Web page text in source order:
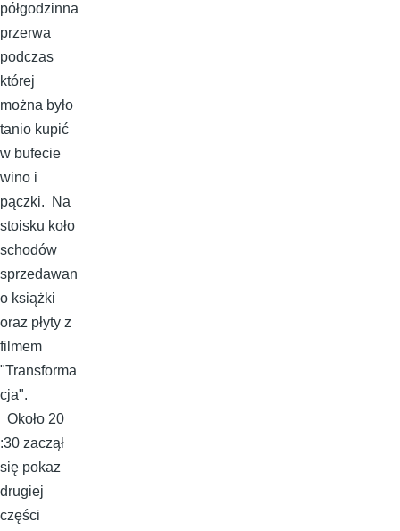
półgodzinna
przerwa
podczas
której
można było
tanio kupić
w bufecie
wino i
pączki. Na
stoisku koło
schodów
sprzedawan
o książki
oraz płyty z
filmem
"Transforma
cja".
Około 20
:30 zaczął
się pokaz
drugiej
części